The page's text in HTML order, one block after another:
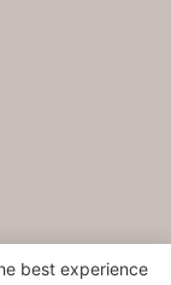
best experience